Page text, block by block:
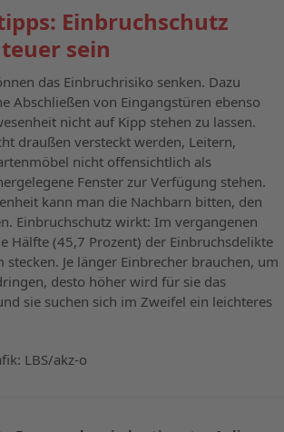
Einbruchschutz
sein
das Einbruchrisiko senken. Dazu
Abschließen von Eingangstüren ebenso
nicht auf Kipp stehen zu lassen.
draußen versteckt werden, Leitern,
nicht offensichtlich als
Fenster zur Verfügung stehen.
kann man die Nachbarn bitten, den
Einbruchschutz wirkt: Im vergangenen
Hälfte (45,7 Prozent) der Einbruchsdelikte
stecken. Je länger Einbrecher brauchen, um
desto höher wird für sie das
sie suchen sich im Zweifel ein leichteres
LBS/akz-o